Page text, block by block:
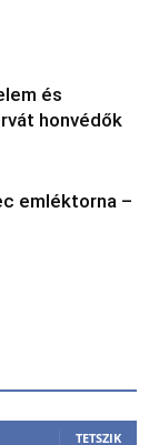
és
honvédők
emléktorna –
TETSZIK